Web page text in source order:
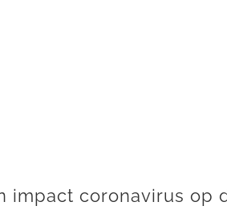
impact coronavirus op